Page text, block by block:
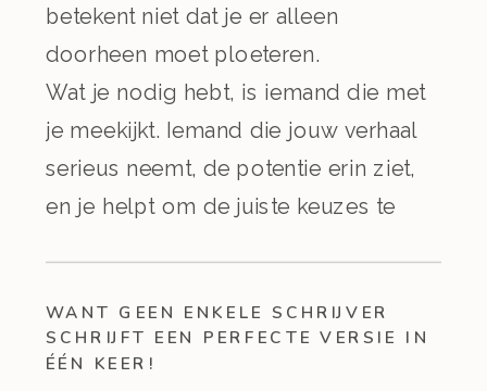
betekent niet dat je er alleen
doorheen moet ploeteren.
Wat je nodig hebt, is iemand die met
je meekijkt. Iemand die jouw verhaal
serieus neemt, de potentie erin ziet,
en je helpt om de juiste keuzes te
vertrouwen, richting en ruimte voor
jouw eigen stem.
WANT GEEN ENKELE SCHRIJVER
SCHRIJFT EEN PERFECTE VERSIE IN
ÉÉN KEER!